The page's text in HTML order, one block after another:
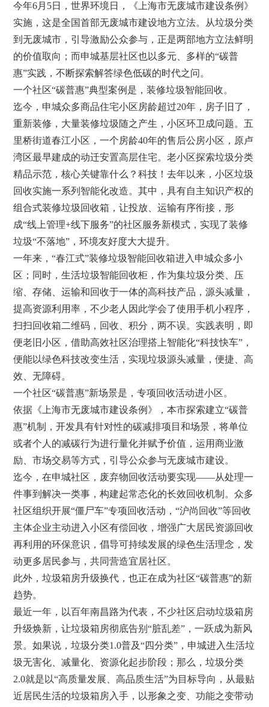
今年6月5日，世界环境日，《上海市无废城市建设条例》
实施，这是全国首部无废城市建设地方立法。从垃圾分类
到无废城市，引导激励公众参与，正是两部地方立法鲜明
的价值取向；而申城基层社区也以多元、多样的“碳普
惠”实践，不断探索解答绿色低碳的时代之问。
一个社区“碳普惠”典型案例是，装修垃圾智能回收。
迄今，申城众多商品住宅小区房龄超过20年，房子旧了，
重新装修，大量装修垃圾随之产生，小区环卫成问题。五
里桥街道春江小区，一个房龄40年的售后公房小区，原卢
湾区最早建成的动迁安置高层住宅。老小区探索垃圾分类
精品示范，核心关键靠什么？科技！去年以来，小区垃圾
回收实施一系列智能化改造。其中，具有自主知识产权的
组合式装修垃圾回收箱，让投放、运输有序衔接，形
成“线上管理+线下服务”的社区服务新模式，实现了装修
垃圾“不落地”，环境友好度大大提升。
一年来，“春江式”装修垃圾智能回收箱进入申城众多小
区；同时，生活垃圾智能回收柜，作为集垃圾分类、压
缩、存储、运输和回收于一体的高科技产品，源头减量，
提高资源利用率，不少老人因此学会了使用手机小程序，
扫扫回收箱二维码，回收、积分，两不误。实践表明，即
便老旧小区，借助高效社区治理搭上智能化“科技快车”，
便能以绿色科技改变生活，实现垃圾源头减量，便捷、高
效、无障碍。
一个社区“碳普惠”新场景是，专项回收活动进小区。
依据《上海市无废城市建设条例》，本市探索建立“碳普
惠”机制，开发具有针对性的碳减排项目和场景，将单位
或者个人的减碳行为进行量化并赋予价值，运用商业激
励、市场交易等方式，引导公众参与无废城市建设。
迄今，在申城社区，废弃物回收活动要实现——从处理一
件事到解决一类事，构建起常态化的长效回收机制。众多
社区组织开展“僵尸车”专项回收活动，“沪尚回收”等回收
主体企业主动进入小区有偿回收，增强广大居民资源回收
再利用的环保意识，倡导可持续发展的绿色生活理念，发
动更多居民参与，共同营造宜居社区。
此外，垃圾箱房升级换代，也正在成为社区“碳普惠”的新
趋势。
最近一年，以百年南昌路为代表，不少社区启动垃圾箱房
升级焕新，让垃圾箱房彻底告别“脏乱差”，一跃成为新风
景。如果说，垃圾分类1.0普及“四分类”，申城进入生活垃
圾无害化、减量化、资源化起步阶段；那么，垃圾分类
2.0就是以“高质量发展、高品质生活”为目标导向，从最贴
近居民生活的垃圾箱房入手，以形象之变、功能之变带动